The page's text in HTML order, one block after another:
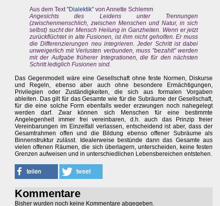
Aus dem Text "Dialektik" von Annette Schlemm
Angesichts des Leidens unter Trennungen
(zwischenmenschlich, zwischen Menschen und Natur, in sich
selbst) sucht der Mensch Heilung in Ganzheiten. Wenn er jetzt
zurückflüchtet in alte Fusionen, ist ihm nicht geholfen. Er muss
die Differenzierungen neu integrieren. Jeder Schritt ist dabei
unweigerlich mit Verlusten verbunden, muss "bezahlt" werden
mit der Aufgabe früherer Integrationen, die für den nächsten
Schritt lediglich Fusionen sind.
Das Gegenmodell wäre eine Gesellschaft ohne feste Normen, Diskurse
und Regeln, ebenso aber auch ohne besondere Ermächtigungen,
Privilegien oder Zuständigkeiten, die sich aus formalen Vorgaben
ableiten. Das gilt für das Gesamte wie für die Subräume der Gesellschaft,
für die eine solche Form ebenfalls weder erzwungen noch nahegelegt
werden darf. Zwar können sich Menschen für eine bestimmte
Angelegenheit immer frei vereinbaren, d.h. auch das Prinzip freier
Vereinbarungen im Einzelfall verlassen, entscheidend ist aber, dass der
Gesamtrahmen offen und die Bildung ebenso offener Subräume als
Binnenstruktur zulässt. Idealerweise bestünde dann das Gesamte aus
vielen offenen Räumen, die sich überlagern, unterscheiden, keine festen
Grenzen aufweisen und in unterschiedlichen Lebensbereichen entstehen.
Kommentare
Bisher wurden noch keine Kommentare abgegeben.